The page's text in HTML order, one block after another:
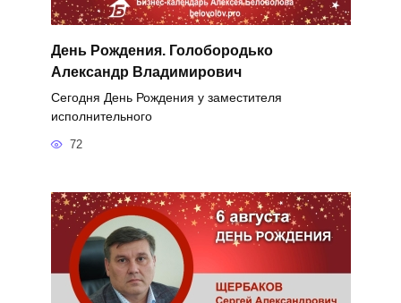
День Рождения. Голобородько
Александр Владимирович
Сегодня День Рождения у заместителя
исполнительного
72